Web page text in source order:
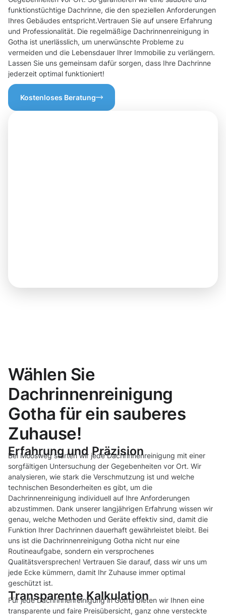
funktionstüchtige Dachrinne, die den speziellen Anforderungen
Ihres Gebäudes entspricht.Vertrauen Sie auf unsere Erfahrung
und Professionalität. Die regelmäßige Dachrinnenreinigung in
Gotha ist unerlässlich, um unerwünschte Probleme zu
vermeiden und die Lebensdauer Ihrer Immobilie zu verlängern.
Lassen Sie uns gemeinsam dafür sorgen, dass Ihre Dachrinne
jederzeit optimal funktioniert!
Kostenloses Beratung
Wählen Sie
Dachrinnenreinigung
Gotha für ein sauberes
Zuhause!
Erfahrung und Präzision
Bei Moosweg starten wir jede Dachrinnenreinigung mit einer
sorgfältigen Untersuchung der Gegebenheiten vor Ort. Wir
analysieren, wie stark die Verschmutzung ist und welche
technischen Besonderheiten es gibt, um die
Dachrinnenreinigung individuell auf Ihre Anforderungen
abzustimmen. Dank unserer langjährigen Erfahrung wissen wir
genau, welche Methoden und Geräte effektiv sind, damit die
Funktion Ihrer Dachrinnen dauerhaft gewährleistet bleibt. Bei
uns ist die Dachrinnenreinigung Gotha nicht nur eine
Routineaufgabe, sondern ein versprochenes
Qualitätsversprechen! Vertrauen Sie darauf, dass wir uns um
jede Ecke kümmern, damit Ihr Zuhause immer optimal
geschützt ist.
Transparente Kalkulation
Für jede Dachrinnenreinigung in Gotha bieten wir Ihnen eine
transparente und faire Preisübersicht, ganz ohne versteckte